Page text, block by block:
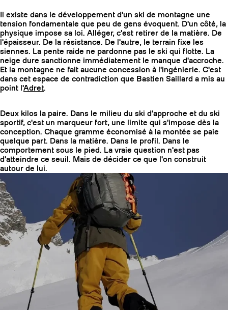
COUTEAUX
Il existe dans le développement d'un ski de montagne une
tension fondamentale que peu de gens évoquent. D'un côté, la
physique impose sa loi. Alléger, c'est retirer de la matière. De
l'épaisseur. De la résistance. De l'autre, le terrain fixe les
siennes. La pente raide ne pardonne pas le ski qui flotte. La
neige dure sanctionne immédiatement le manque d'accroche.
Et la montagne ne fait aucune concession à l'ingénierie. C'est
dans cet espace de contradiction que Bastien Saillard a mis au
point l'Adret.
Deux kilos la paire. Dans le milieu du ski d'approche et du ski
sportif, c'est un marqueur fort, une limite qui s'impose dès la
conception. Chaque gramme économisé à la montée se paie
quelque part. Dans la matière. Dans le profil. Dans le
comportement sous le pied. La vraie question n'est pas
d'atteindre ce seuil. Mais de décider ce que l'on construit
autour de lui.